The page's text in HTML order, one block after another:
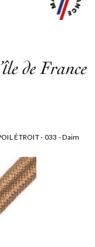
ÉTROIT - 033 - Daim